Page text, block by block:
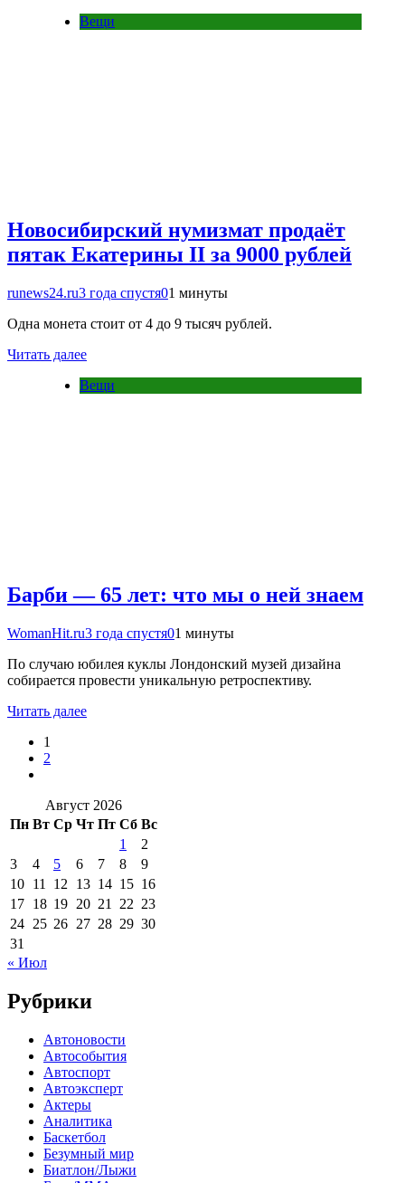
Вещи
Новосибирский нумизмат продаёт
пятак Екатерины II за 9000 рублей
runews24.ru3 года спустя01 минуты
Одна монета стоит от 4 до 9 тысяч рублей.
Читать далее
Вещи
Барби — 65 лет: что мы о ней знаем
WomanHit.ru3 года спустя01 минуты
По случаю юбилея куклы Лондонский музей дизайна
собирается провести уникальную ретроспективу.
Читать далее
1
2
Август 2026
Пн Вт Ср Чт Пт Сб Вс
1
2
3
4 5 6 7 8
9
10 11 12 13 14 15 16
17 18 19 20 21 22 23
24 25 26 27 28 29 30
31
« Июл
Рубрики
Автоновости
Автособытия
Автоспорт
Автоэксперт
Актеры
Аналитика
Баскетбол
Безумный мир
Биатлон/Лыжи